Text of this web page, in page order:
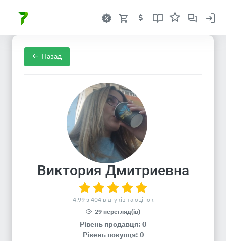
Назад
Виктория Дмитриевна
4.99 з 404 відгуків та оцінок
29 перегляд(ів)
Рівень продавця: 0
Рівень покупця: 0